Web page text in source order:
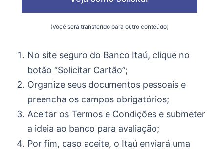
(Você será transferido para outro conteúdo)
No site seguro do Banco Itaú, clique no
botão “Solicitar Cartão”;
Organize seus documentos pessoais e
preencha os campos obrigatórios;
Aceitar os Termos e Condições e submeter
a ideia ao banco para avaliação;
Por fim, caso aceite, o Itaú enviará uma